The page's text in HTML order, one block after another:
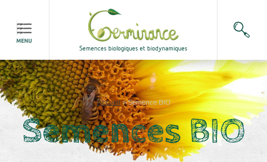
Accueil>Semence BIO
Semences BIO